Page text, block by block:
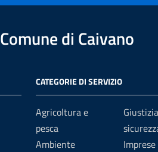
Comune di Caivano
CATEGORIE DI SERVIZIO
Agricoltura e
pesca
Ambiente
Imprese